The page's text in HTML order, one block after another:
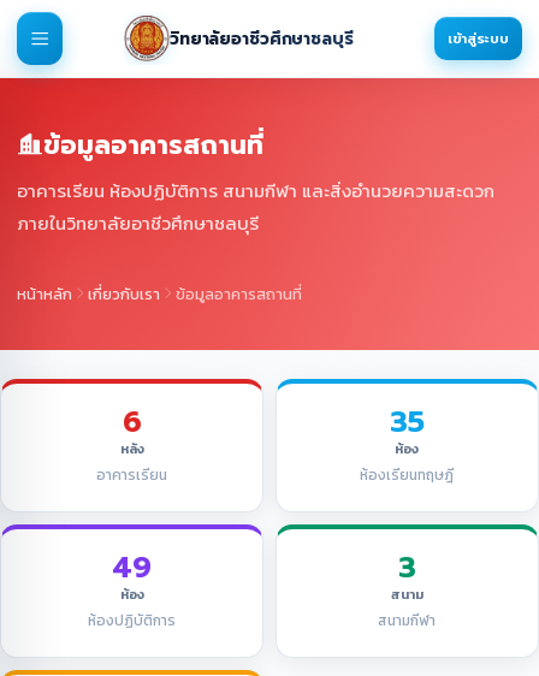
วิทยาลัยอาชีวศึกษาชลบุรี เข้าสู่ระบบ
ข้อมูลอาคารสถานที่
อาคารเรียน ห้องปฏิบัติการ สนามกีฬา และสิ่งอำนวยความสะดวก
ภายในวิทยาลัยอาชีวศึกษาชลบุรี
หน้าหลัก เกี่ยวกับเรา ข้อมูลอาคารสถานที่
6
หลัง
อาคารเรียน
35
ห้อง
ห้องเรียนทฤษฎี
49
ห้อง
ห้องปฏิบัติการ
3
สนาม
สนามกีฬา